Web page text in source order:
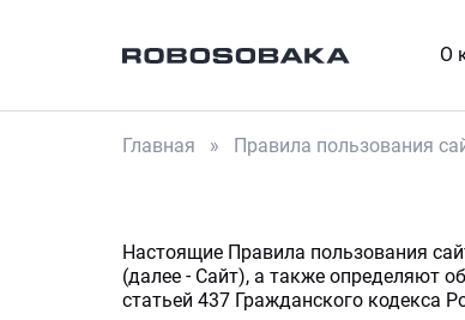
О
Главная Правила пользования
Настоящие Правила пользования
(далее - Сайт), а также определяют
статьей 437 Гражданского кодекса